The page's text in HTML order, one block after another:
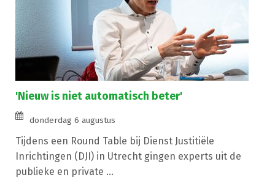
'Nieuw is niet automatisch beter'
donderdag 6 augustus
Tijdens een Round Table bij Dienst Justitiële
Inrichtingen (DJI) in Utrecht gingen experts uit de
publieke en private ...